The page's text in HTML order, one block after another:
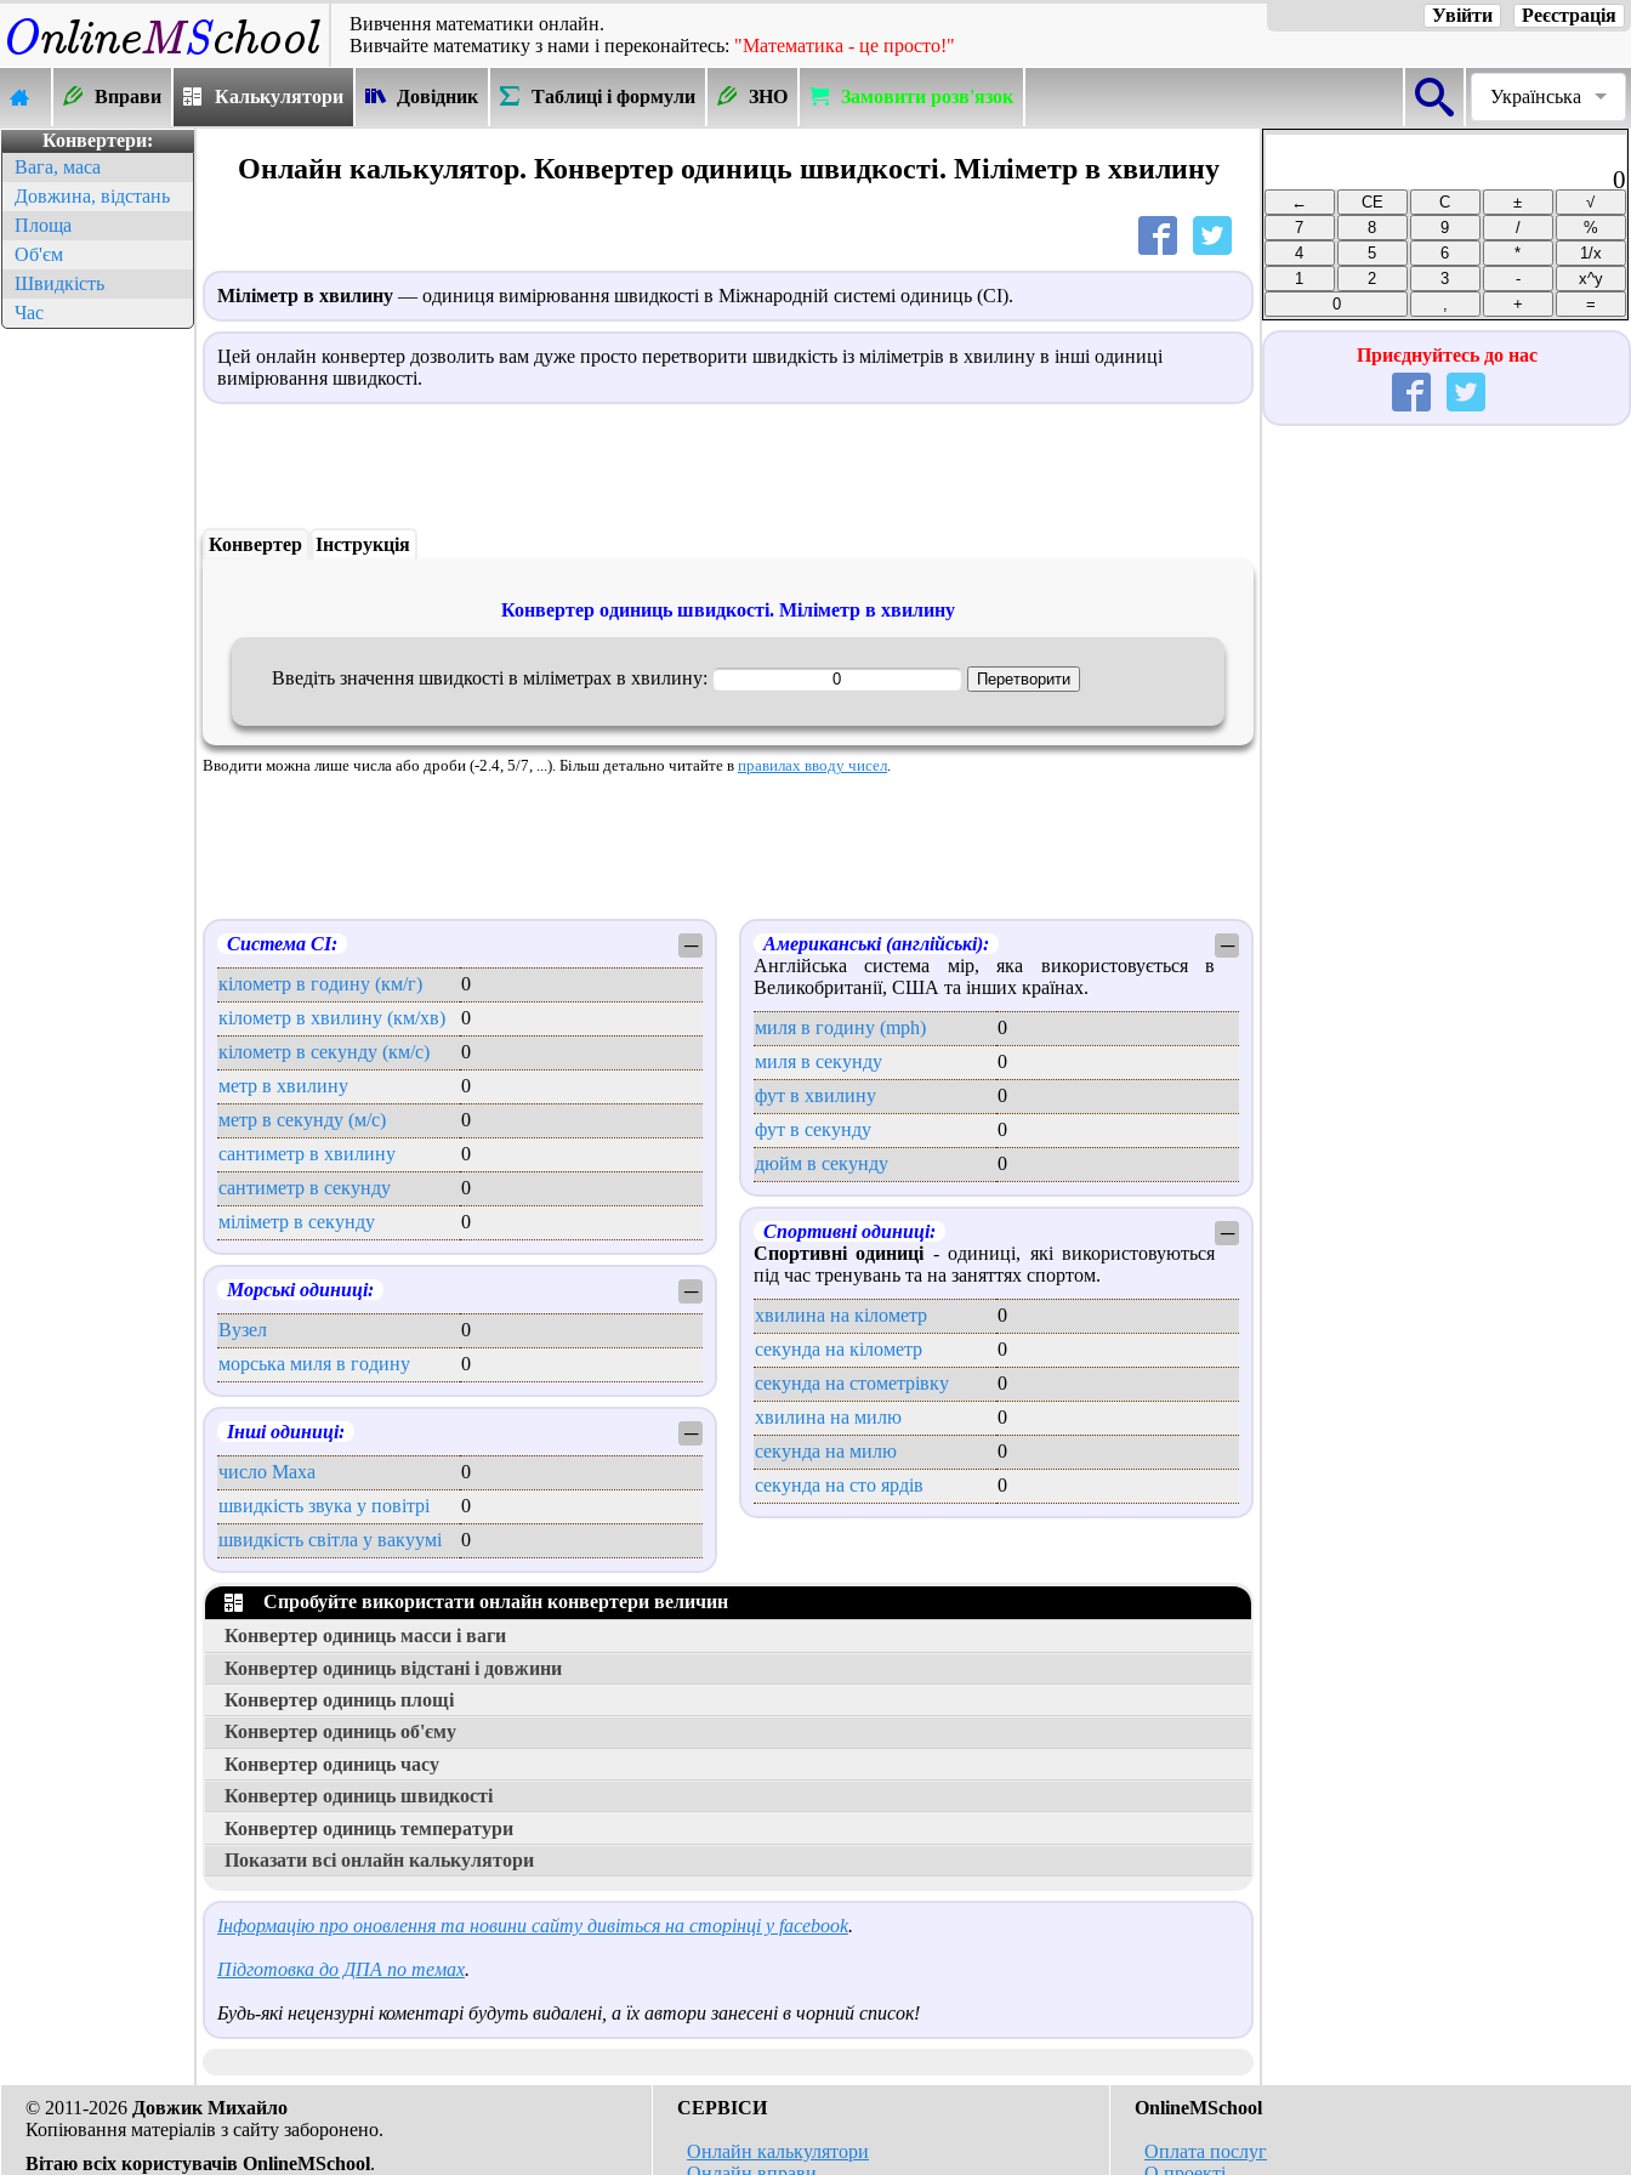
Вивчення математики онлайн.
Вивчайте математику з нами і переконайтесь: "Математика - це просто!"
Реєстрація
Увійти
Українська
Вправи Калькулятори Довідник Таблиці і формули ЗНО Замовити розв'язок
Конвертери:
Вага, маса
Довжина, відстань
Площа
Об'єм
Швидкість
Час
Онлайн калькулятор. Конвертер одиниць швидкості. Міліметр в хвилину
Міліметр в хвилину — одиниця вимірювання швидкості в Міжнародній системі одиниць (СІ).
Цей онлайн конвертер дозволить вам дуже просто перетворити швидкість із міліметрів в хвилину в інші одиниці
вимірювання швидкості.
Конвертер Інструкція
Конвертер одиниць швидкості. Міліметр в хвилину
Введіть значення швидкості в міліметрах в хвилину:
Вводити можна лише числа або дроби (-2.4, 5/7, ...). Більш детально читайте в правилах вводу чисел
Система СІ:
─
кілометр в годину (км/г)
0
кілометр в хвилину (км/хв)
0
кілометр в секунду (км/с)
0
метр в хвилину
0
метр в секунду (м/с)
0
сантиметр в хвилину
0
сантиметр в секунду
0
міліметр в секунду
0
Морські одиниці:
─
Вузел
0
морська миля в годину
0
Інші одиниці:
─
число Маха
0
швидкість звука у повітрі
0
швидкість світла у вакуумі
0
Американські (англійські):
─
Англійська система мір, яка використовується в
Великобританії, США та інших країнах.
миля в годину (mph)
0
миля в секунду
0
фут в хвилину
0
фут в секунду
0
дюйм в секунду
0
Спортивні одиниці:
─
Спортивні одиниці - одиниці, які використовуються
під час тренувань та на заняттях спортом.
хвилина на кілометр
0
секунда на кілометр
0
секунда на стометрівку
0
хвилина на милю
0
секунда на милю
0
секунда на сто ярдів
0
Спробуйте використати онлайн конвертери величин
Конвертер одиниць масси і ваги
Конвертер одиниць відстані і довжини
Конвертер одиниць площі
Конвертер одиниць об'єму
Конвертер одиниць часу
Конвертер одиниць швидкості
Конвертер одиниць температури
Показати всі онлайн калькулятори
Інформацію про оновлення та новини сайту дивіться на сторінці у facebook.
Підготовка до ДПА по темах.
Будь-які нецензурні коментарі будуть видалені, а їх автори занесені в чорний список!
0
Приєднуйтесь до нас
© 2011-2026 Довжик Михайло
Копіювання матеріалів з сайту заборонено.
Вітаю всіх користувачів OnlineMSchool.
СЕРВІСИ
Онлайн калькулятори
OnlineMSchool
Оплата послуг